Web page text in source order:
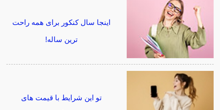
اینجا سال کنکور برای همه راحت
ترین ساله!
تو این شرایط با قیمت های